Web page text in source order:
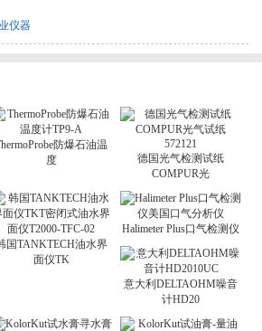
仪器
防爆石油温
度
德国光气检测试纸
COMPUR光
国TANKTECH油水界
面仪TK
Halimeter Plus口气检测仪
意大利DELTAOHM噪音
计HD20